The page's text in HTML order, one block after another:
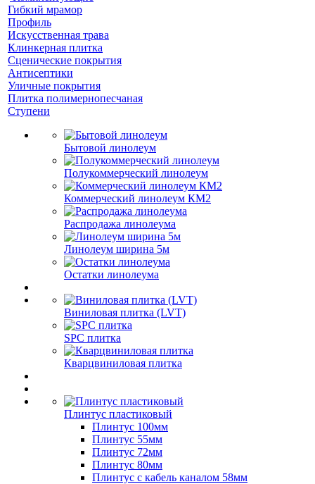
Гибкий мрамор
Профиль
Искусственная трава
Клинкерная плитка
Сценические покрытия
Антисептики
Уличные покрытия
Плитка полимернопесчаная
Ступени
Бытовой линолеум
Полукоммерческий линолеум
Коммерческий линолеум КМ2
Распродажа линолеума
Линолеум ширина 5м
Остатки линолеума
Виниловая плитка (LVT)
SPC плитка
Кварцвиниловая плитка
Плинтус пластиковый
Плинтус 100мм
Плинтус 55мм
Плинтус 72мм
Плинтус 80мм
Плинтус с кабель каналом 58мм